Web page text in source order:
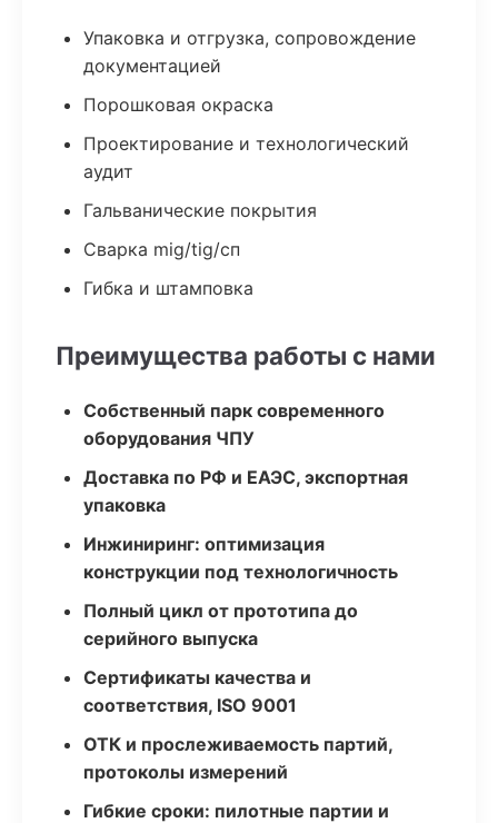
Упаковка и отгрузка, сопровождение
документацией
Порошковая окраска
Проектирование и технологический
аудит
Гальванические покрытия
Сварка mig/tig/сп
Гибка и штамповка
Преимущества работы с нами
Собственный парк современного
оборудования ЧПУ
Доставка по РФ и ЕАЭС, экспортная
упаковка
Инжиниринг: оптимизация
конструкции под технологичность
Полный цикл от прототипа до
серийного выпуска
Сертификаты качества и
соответствия, ISO 9001
ОТК и прослеживаемость партий,
протоколы измерений
Гибкие сроки: пилотные партии и